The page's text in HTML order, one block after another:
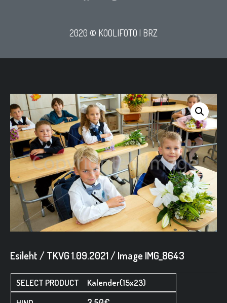
2020 © KOOLIFOTO | BRZ
Esileht /TKVG 1.09.2021 / Image IMG_8643
Kalender(15x23)